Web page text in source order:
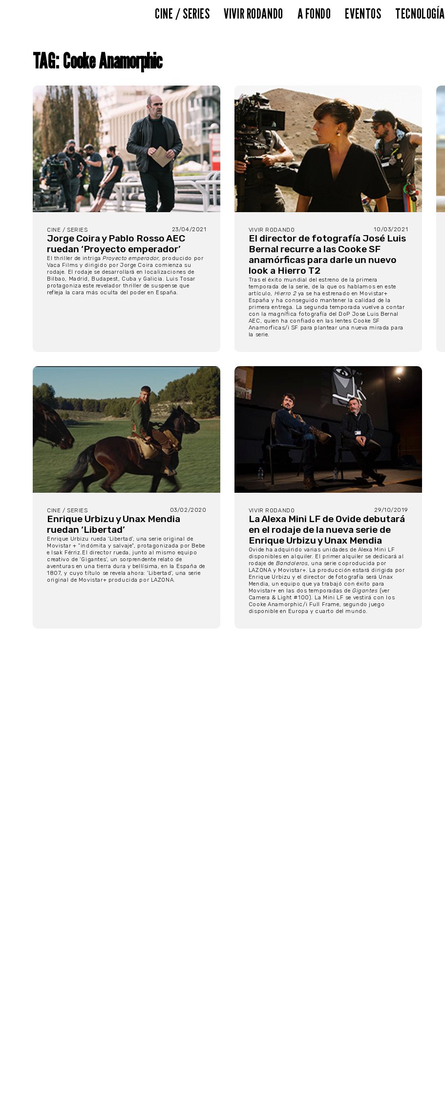
CINE / SERIES VIVIR RODANDO A FONDO EVENTOS TECNOLOGÍA
TAG: Cooke Anamorphic
CINE / SERIES 23/04/2021
Jorge Coira y Pablo Rosso AEC
ruedan ‘Proyecto emperador’
El thriller de intrigaProyecto emperador, producido por
Vaca Films y dirigido por Jorge Coira comienza su
rodaje. El rodaje se desarrollará en localizaciones de
Bilbao, Madrid, Budapest, Cuba y Galicia. Luis Tosar
protagoniza este revelador thriller de suspense que
refleja la cara más oculta del poder en España.
VIVIR RODANDO 10/03/2021
El director de fotografía José Luis
Bernal recurre a las Cooke SF
anamórficas para darle un nuevo
look a Hierro T2
Tras el éxito mundial del estreno de la primera
temporada de la serie, de la que os hablamos en este
artículo, Hierro 2ya se ha estrenado en Movistar+
España y ha conseguido mantener la calidad de la
primera entrega. La segunda temporada vuelve a contar
con la magnífica fotografía del DoP Jose Luis Bernal
AEC, quien ha confiado en las lentes Cooke SF
Anamorficas/i SF para plantear una nueva mirada para
la serie.
CINE / SERIES 03/02/2020
Enrique Urbizu y Unax Mendia
ruedan ‘Libertad’
Enrique Urbizu rueda 'Libertad', una serie original de
Movistar + "indómita y salvaje", protagonizada por Bebe
e Isak Férriz.El director rueda, junto al mismo equipo
creativo de ‘Gigantes’, un sorprendente relato de
aventuras en una tierra dura y bellísima, en la España de
1807, y cuyo título se revela ahora: 'Libertad', una serie
original de Movistar+ producida por LAZONA.
VIVIR RODANDO 29/10/2019
La Alexa Mini LF de Ovide debutará
en el rodaje de la nueva serie de
Enrique Urbizu y Unax Mendia
Ovide ha adquirido varias unidades de Alexa Mini LF
disponibles en alquiler. El primer alquiler se dedicará al
rodaje de Bandoleros , una serie coproducida por
LAZONA y Movistar+. La producción estará dirigida por
Enrique Urbizu y el director de fotografía será Unax
Mendia, un equipo que ya trabajó con éxito para
Movistar+ en las dos temporadas de Gigantes (ver
Camera & Light #100). La Mini LF se vestirá con los
Cooke Anamorphic/i Full Frame, segundo juego
disponible en Europa y cuarto del mundo.